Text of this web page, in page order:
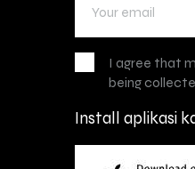
I agree that
being
Install aplikasi